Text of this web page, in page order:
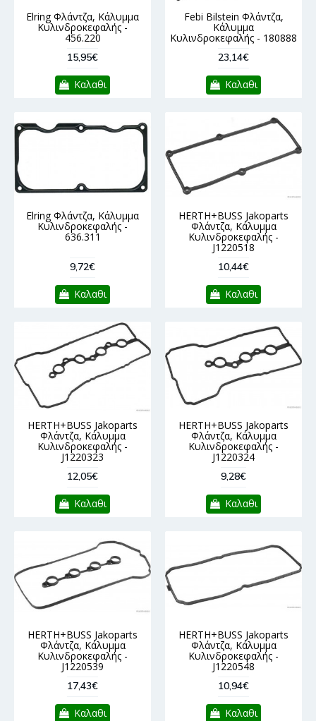
Elring Φλάντζα, Κάλυμμα
Κυλινδροκεφαλής -
456.220
15,95€
Καλαθι
Febi Bilstein Φλάντζα,
Κάλυμμα
Κυλινδροκεφαλής - 180888
23,14€
Καλαθι
Elring Φλάντζα, Κάλυμμα
Κυλινδροκεφαλής -
636.311
9,72€
Καλαθι
HERTH+BUSS Jakoparts
Φλάντζα, Κάλυμμα
Κυλινδροκεφαλής -
J1220518
10,44€
Καλαθι
HERTH+BUSS Jakoparts
Φλάντζα, Κάλυμμα
Κυλινδροκεφαλής -
J1220323
12,05€
Καλαθι
HERTH+BUSS Jakoparts
Φλάντζα, Κάλυμμα
Κυλινδροκεφαλής -
J1220324
9,28€
Καλαθι
HERTH+BUSS Jakoparts
Φλάντζα, Κάλυμμα
Κυλινδροκεφαλής -
J1220539
17,43€
Καλαθι
HERTH+BUSS Jakoparts
Φλάντζα, Κάλυμμα
Κυλινδροκεφαλής -
J1220548
10,94€
Καλαθι